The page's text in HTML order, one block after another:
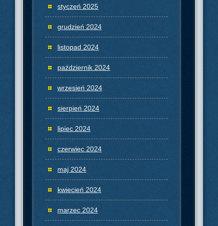
styczeń 2025
grudzień 2024
listopad 2024
październik 2024
wrzesień 2024
sierpień 2024
lipiec 2024
czerwiec 2024
maj 2024
kwiecień 2024
marzec 2024